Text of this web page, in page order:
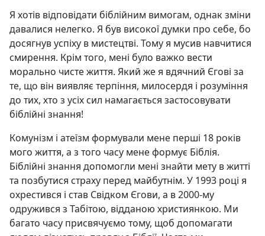
Я хотів відповідати біблійним вимогам, однак зміни
давалися нелегко. Я був високої думки про себе, бо
досягнув успіху в мистецтві. Тому я мусив навчитися
смирення. Крім того, мені було важко вести
морально чисте життя. Який же я вдячний Єгові за
те, що він виявляє терпіння, милосердя і розуміння
до тих, хто з усіх сил намагається застосовувати
біблійні знання!
Комунізм і атеїзм формували мене перші 18 років
мого життя, а з того часу мене формує Біблія.
Біблійні знання допомогли мені знайти мету в житті
та позбутися страху перед майбутнім. У 1993 році я
охрестився і став Свідком Єгови, а в 2000-му
одружився з Табітою, відданою християнкою. Ми
багато часу присвячуємо тому, щоб допомагати